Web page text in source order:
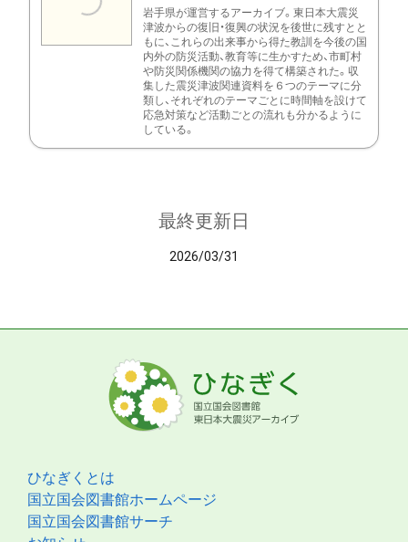
岩手県が運営するアーカイブ。東日本大震災
津波からの復旧・復興の状況を後世に残すとと
もに、これらの出来事から得た教訓を今後の国
内外の防災活動、教育等に生かすため、市町村
や防災関係機関の協力を得て構築された。収
集した震災津波関連資料を６つのテーマに分
類し、それぞれのテーマごとに時間軸を設けて
応急対策など活動ごとの流れも分かるように
している。
最終更新日
2026/03/31
ひなぎくとは
国立国会図書館ホームページ
国立国会図書館サーチ